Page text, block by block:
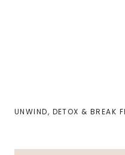
UNWIND, DETOX & BREAK